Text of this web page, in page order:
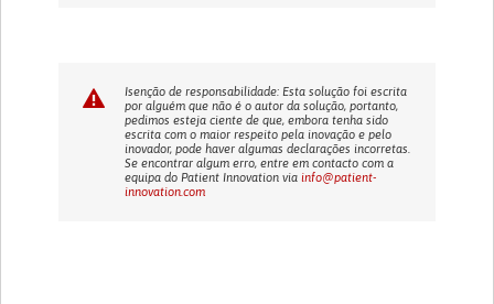
Isenção de responsabilidade: Esta solução foi escrita
por alguém que não é o autor da solução, portanto,
pedimos esteja ciente de que, embora tenha sido
escrita com o maior respeito pela inovação e pelo
inovador, pode haver algumas declarações incorretas.
Se encontrar algum erro, entre em contacto com a
equipa do Patient Innovation viainfo@patient-
innovation.com